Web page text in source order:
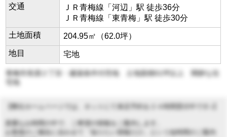
交通
ＪＲ青梅線「河辺」駅 徒歩36分
ＪＲ青梅線「東青梅」駅 徒歩30分
土地面積
204.95㎡（62.0坪）
地目
宅地
青梅市長淵２丁目・建築条件付売地 土地面積61坪以上 閑静な住
貴重なお時間の中で、ご希望の情報をご案内します。
お客様のご都合に合わせて「知りたい情報だけ」という短時間のご案内